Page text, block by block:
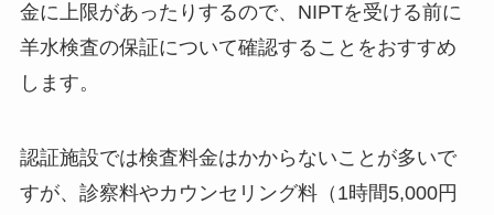
金に上限があったりするので、NIPTを受ける前に
羊水検査の保証について確認することをおすすめ
します。
認証施設では検査料金はかからないことが多いで
すが、診察料やカウンセリング料（1時間5,000円